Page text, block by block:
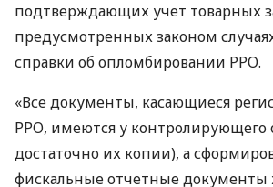
подтверждающих учет товарных
предусмотренных законом
справки об опломбировании РРО.
«Все документы, касающиеся
РРО, имеются у контролирующего
достаточно их копии), а
фискальные отчетные документы